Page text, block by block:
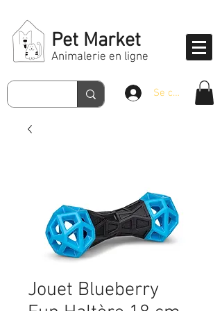
Pet Market
Animalerie en ligne
Se connecter
Jouet Blueberry